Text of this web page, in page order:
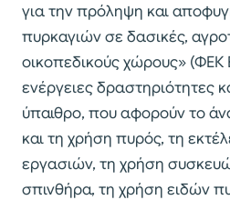
για την πρόληψη και
πυρκαγιών σε δασικές,
οικοπεδικούς χώρους» (ΦΕΚ
ενέργειες δραστηριότητες
ύπαιθρο, που αφορούν το
και τη χρήση πυρός, τη
εργασιών, τη χρήση
σπινθήρα, τη χρήση ειδών